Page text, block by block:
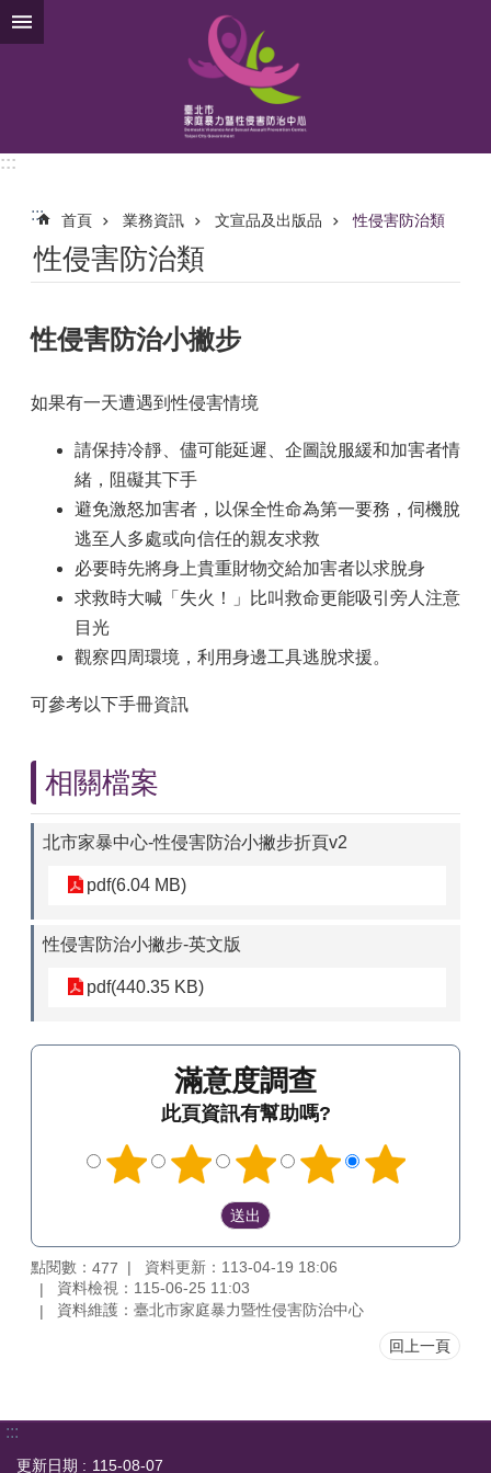
跳到主要內容區塊
:::
::: 首頁 業務資訊 文宣品及出版品 性侵害防治類
性侵害防治類
性侵害防治小撇步
如果有一天遭遇到性侵害情境
請保持冷靜、儘可能延遲、企圖說服緩和加害者情
緒，阻礙其下手
避免激怒加害者，以保全性命為第一要務，伺機脫
逃至人多處或向信任的親友求救
必要時先將身上貴重財物交給加害者以求脫身
求救時大喊「失火！」比叫救命更能吸引旁人注意
目光
觀察四周環境，利用身邊工具逃脫求援。
可參考以下手冊資訊
相關檔案
北市家暴中心-性侵害防治小撇步折頁v2
pdf(6.04 MB)
性侵害防治小撇步-英文版
pdf(440.35 KB)
滿意度調查
此頁資訊有幫助嗎?
點閱數： 477
資料更新：113-04-19 18:06
資料檢視：115-06-25 11:03
資料維護：臺北市家庭暴力暨性侵害防治中心
回上一頁
:::
更新日期 115-08-07